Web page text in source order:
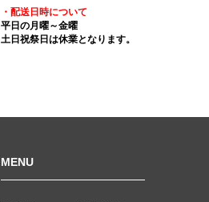
・配送日時について
平日の月曜～金曜
土日祝祭日は休業となります。
MENU